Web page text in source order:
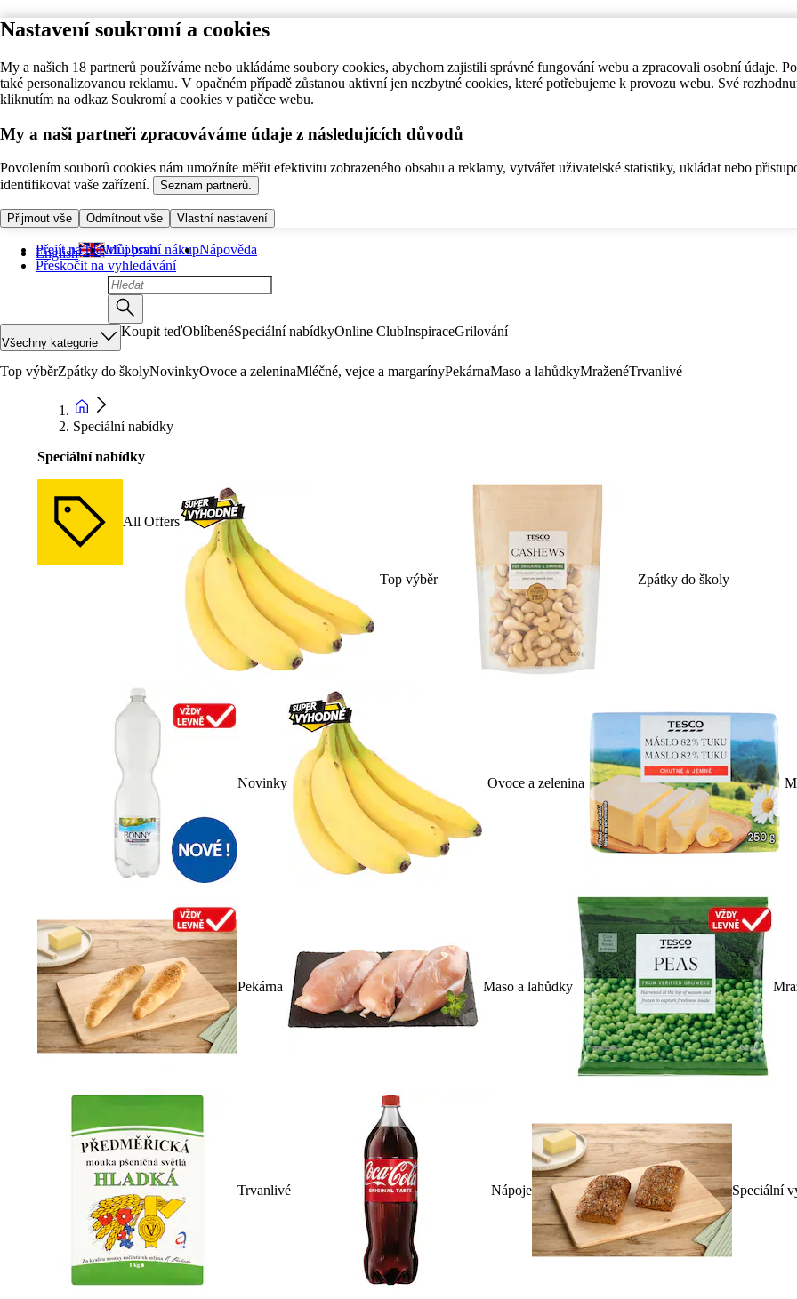
Nastavení soukromí a cookies
My a našich 18 partnerů používáme nebo ukládáme soubory cookies, abychom zajistili správné fungování webu a zpracovali osobní údaje.
také personalizovanou reklamu. V opačném případě zůstanou aktivní jen nezbytné cookies, které potřebujeme k provozu webu. Své
kliknutím na odkaz Soukromí a cookies v patičce webu.
My a naši partneři zpracováváme údaje z následujících důvodů
Povolením souborů cookies nám umožníte měřit efektivitu zobrazeného obsahu a reklamy, vytvářet uživatelské statistiky, ukládat nebo
identifikovat vaše zařízení.
Seznam partnerů.
Přijmout vše Odmítnout vše Vlastní nastavení
Přejít na hlavní obsah
Přeskočit na vyhledávání
English Můj první nákupNápověda
Všechny kategorie
Koupit teďOblíbenéSpeciální nabídkyOnline ClubInspiraceGrilování
Top výběrZpátky do školyNovinkyOvoce a zeleninaMléčné, vejce a margarínyPekárnaMaso a lahůdkyMraženéTrvanlivé
Speciální nabídky
Speciální nabídky
All Offers
Top výběr Zpátky do školy
Novinky Ovoce a zelenina
Pekárna Maso a lahůdky
Trvanlivé Nápoje Speciální